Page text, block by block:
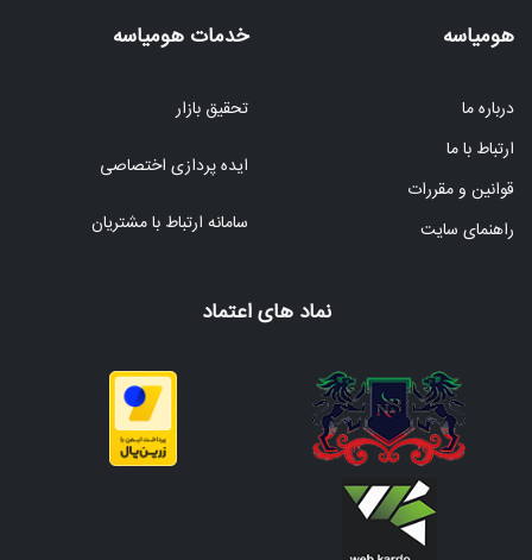
هومیاسه
درباره ما
ارتباط با ما
قوانین و مقررات
راهنمای سایت
خدمات هومیاسه
تحقیق بازار
ایده پردازی اختصاصی
سامانه ارتباط با مشتریان
نماد های اعتماد